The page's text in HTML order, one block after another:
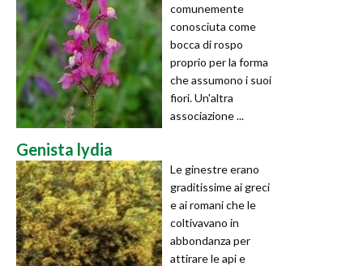
comunemente
conosciuta come
bocca di rospo
proprio per la forma
che assumono i suoi
fiori. Un'altra
associazione ...
Genista lydia
Le ginestre erano
graditissime ai greci
e ai romani che le
coltivavano in
abbondanza per
attirare le api e